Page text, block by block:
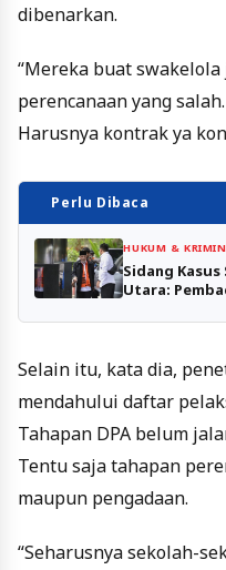
dibenarkan.
“Mereka buat
perencanaan yang
Harusnya kontrak ya
Perlu Dibaca
HUKUM &
Sidang
Utara:
Selain itu, kata dia,
mendahului daftar
Tahapan DPA belum
Tentu saja tahapan
maupun pengadaan.
“Seharusnya sekolah-